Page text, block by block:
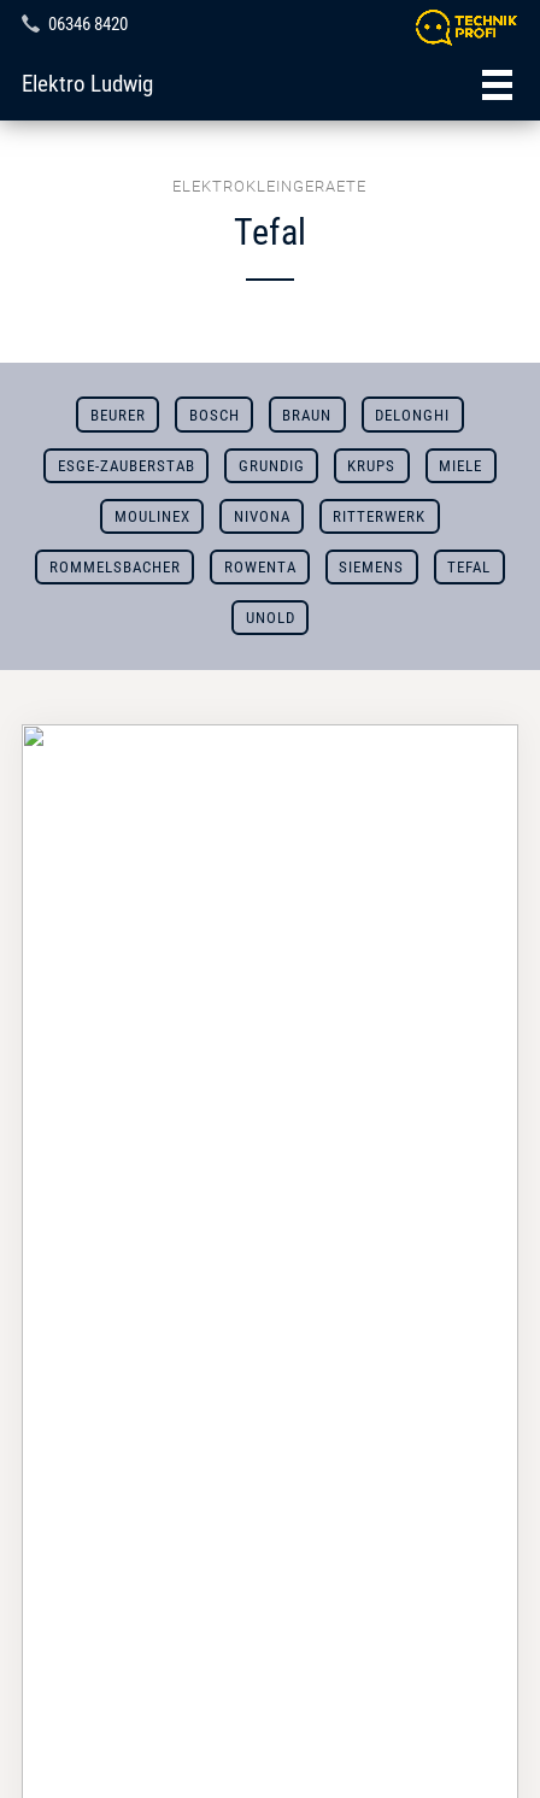
06346 8420
Elektro Ludwig
ELEKTROKLEINGERAETE
Tefal
BEURER BOSCH BRAUN DELONGHI
ESGE-ZAUBERSTAB GRUNDIG KRUPS MIELE
MOULINEX NIVONA RITTERWERK
ROMMELSBACHER ROWENTA SIEMENS TEFAL
UNOLD